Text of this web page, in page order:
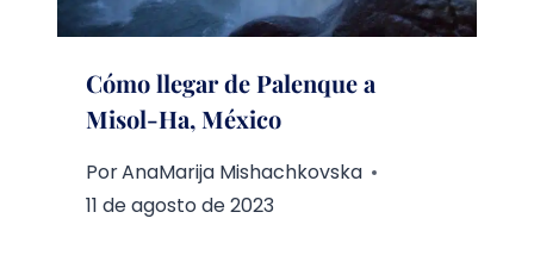
Cómo llegar de Palenque a
Misol-Ha, México
PorAnaMarija Mishachkovska
11 de agosto de 2023